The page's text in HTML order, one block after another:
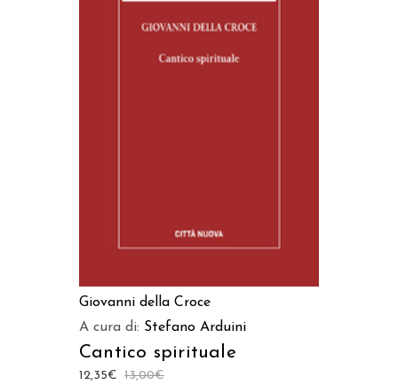
Giovanni della Croce
A cura di: Stefano Arduini
Cantico spirituale
13,00€
12,35€